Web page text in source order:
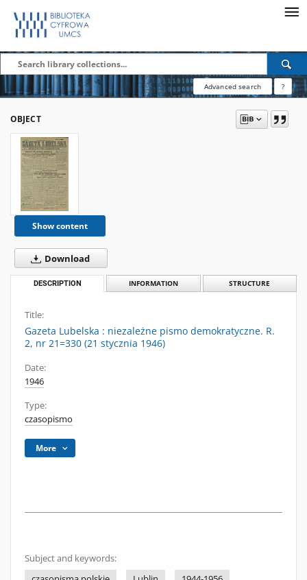
Advanced search ?
OBJECT
Show content
Download
DESCRIPTION INFORMATION STRUCTURE
Title:
Gazeta Lubelska : niezależne pismo demokratyczne. R.
2, nr 21=330 (21 stycznia 1946)
Date:
1946
Type:
czasopismo
More
Subject and keywords: